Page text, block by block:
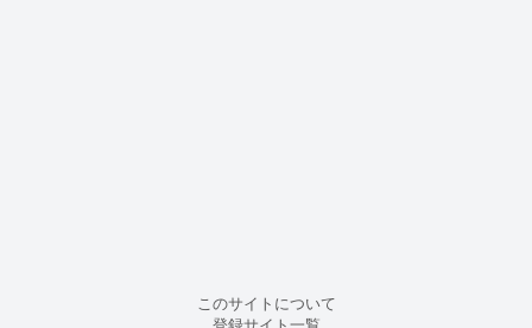
このサイトについて